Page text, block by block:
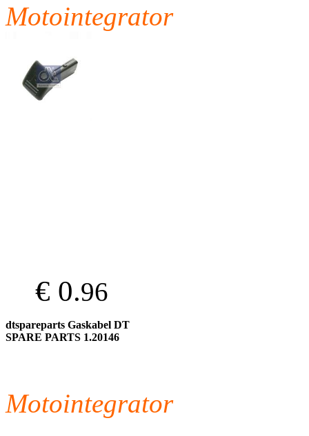
Motointegrator
€ 0.96
dtspareparts Gaskabel DT
SPARE PARTS 1.20146
Motointegrator